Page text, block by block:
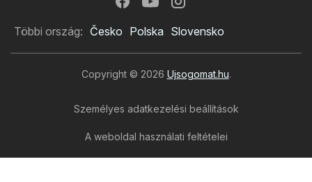
Többi ország: Česko Polska Slovensko
Copyright © 2026 Ujsogomat.hu.
Személyes adatkezelési beállítások
A weboldal használati feltételei